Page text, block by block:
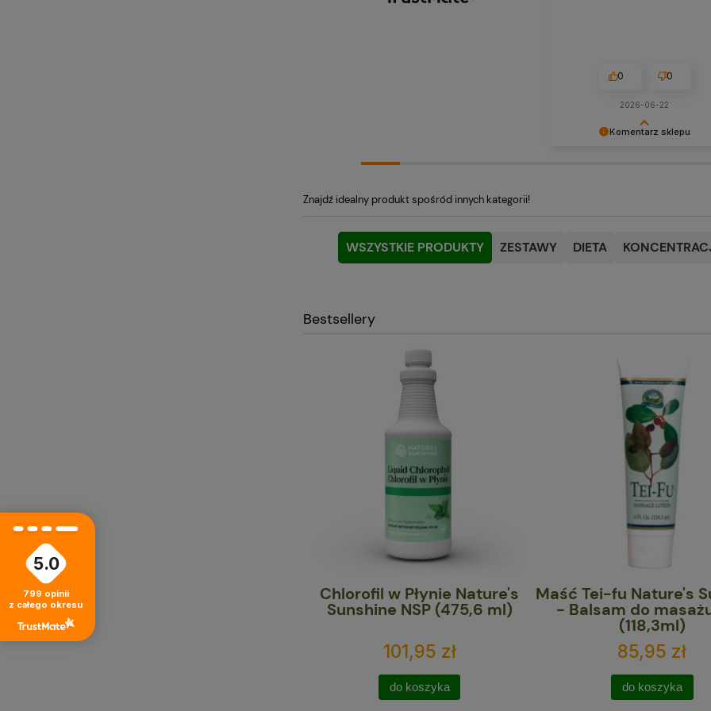
Komentarz sklepu
0 0
2026-06-22
Znajdź idealny produkt spośród innych kategorii!
WSZYSTKIE PRODUKTY ZESTAWY DIETA
Bestsellery
Chlorofil w Płynie Nature's
Sunshine NSP (475,6 ml)
Maść Tei-fu Nature's Sunshine
- Balsam do masażu NSP
85,95 zł
do koszyka
Collagen
NSP
5.0
799 opinii
z całego okresu